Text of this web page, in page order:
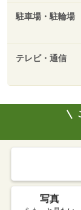
駐車場・駐輪場
テレビ・通信
写真